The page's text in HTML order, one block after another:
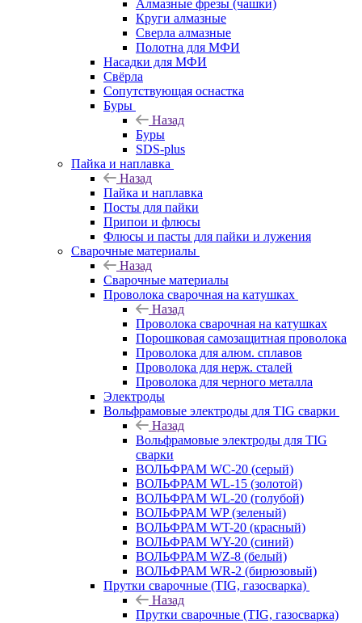
Алмазные фрезы (чашки)
Круги алмазные
Сверла алмазные
Полотна для МФИ
Насадки для МФИ
Свёрла
Сопутствующая оснастка
Буры
Назад
Буры
SDS-plus
Пайка и наплавка
Назад
Пайка и наплавка
Посты для пайки
Припои и флюсы
Флюсы и пасты для пайки и лужения
Сварочные материалы
Назад
Сварочные материалы
Проволока сварочная на катушках
Назад
Проволока сварочная на катушках
Порошковая самозащитная проволока
Проволока для алюм. сплавов
Проволока для нерж. сталей
Проволока для черного металла
Электроды
Вольфрамовые электроды для TIG сварки
Назад
Вольфрамовые электроды для TIG
сварки
ВОЛЬФРАМ WC-20 (серый)
ВОЛЬФРАМ WL-15 (золотой)
ВОЛЬФРАМ WL-20 (голубой)
ВОЛЬФРАМ WP (зеленый)
ВОЛЬФРАМ WT-20 (красный)
ВОЛЬФРАМ WY-20 (синий)
ВОЛЬФРАМ WZ-8 (белый)
ВОЛЬФРАМ WR-2 (бирюзовый)
Прутки сварочные (TIG, газосварка)
Назад
Прутки сварочные (TIG, газосварка)